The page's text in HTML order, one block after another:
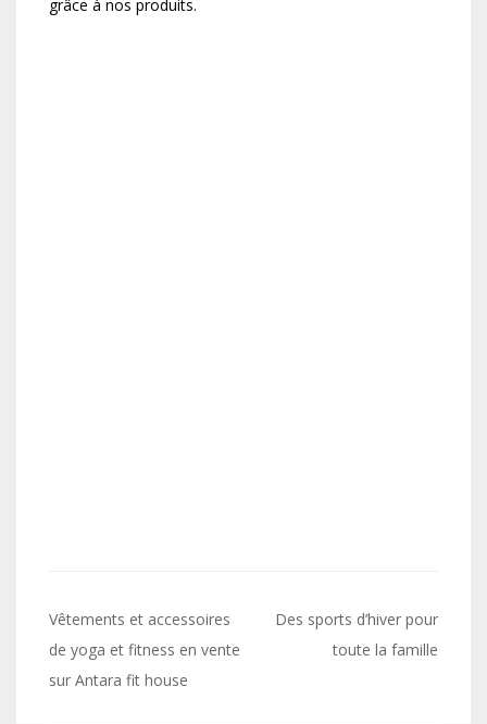
grâce à nos produits.
Navigation
de
l’article
Vêtements et accessoires
de yoga et fitness en vente
sur Antara fit house
Des sports d’hiver pour
toute la famille